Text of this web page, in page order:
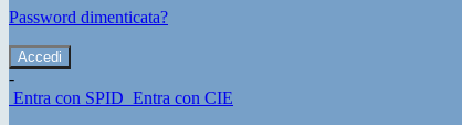
Password dimenticata?
-
Entra con SPID Entra con CIE